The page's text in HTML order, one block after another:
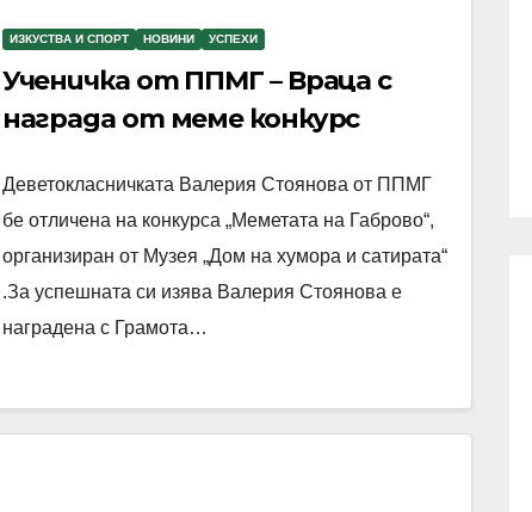
ИЗКУСТВА И СПОРТ НОВИНИ УСПЕХИ
Ученичка от ППМГ – Враца с
награда от меме конкурс
Деветокласничката Валерия Стоянова от ППМГ
бе отличена на конкурса „Меметата на Габрово“,
организиран от Музея „Дом на хумора и сатирата“
.За успешната си изява Валерия Стоянова е
наградена с Грамота…